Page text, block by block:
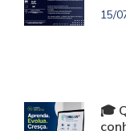
15/
🎓